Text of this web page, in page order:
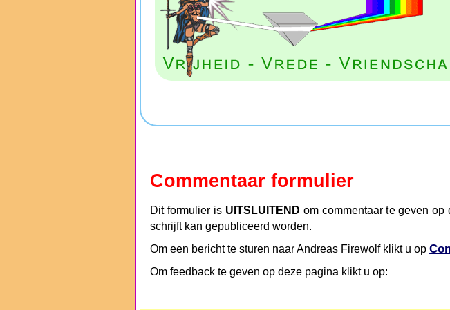
Commentaar formulier
Dit formulier is UITSLUITEND om commentaar te geven op
schrijft kan gepubliceerd worden.
Om een bericht te sturen naar Andreas Firewolf klikt u op
Om feedback te geven op deze pagina klikt u op: